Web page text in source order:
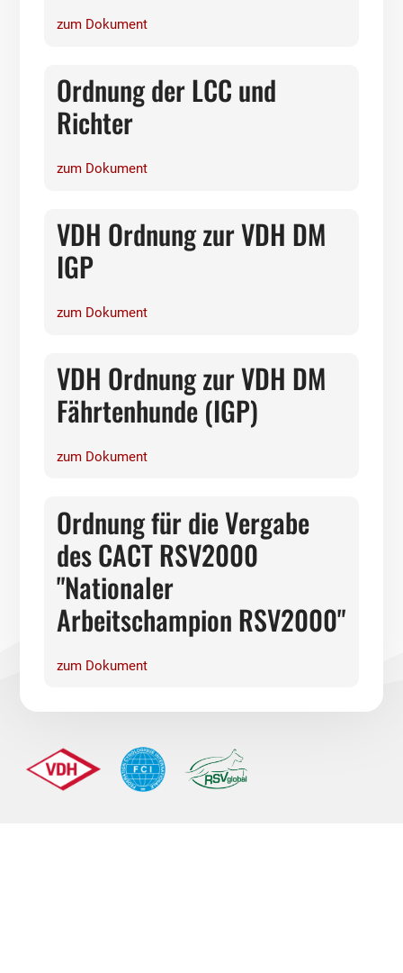
zum Dokument
Ordnung der LCC und
Richter
zum Dokument
VDH Ordnung zur VDH DM
IGP
zum Dokument
VDH Ordnung zur VDH DM
Fährtenhunde (IGP)
zum Dokument
Ordnung für die Vergabe
des CACT RSV2000
"Nationaler
Arbeitschampion RSV2000"
zum Dokument